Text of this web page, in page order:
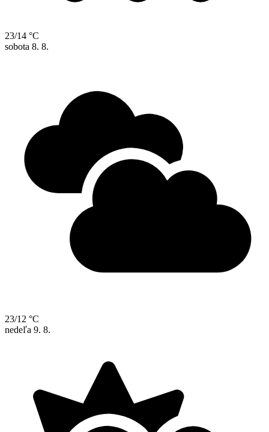
23/14 °C
sobota 8. 8.
23/12 °C
nedeľa 9. 8.